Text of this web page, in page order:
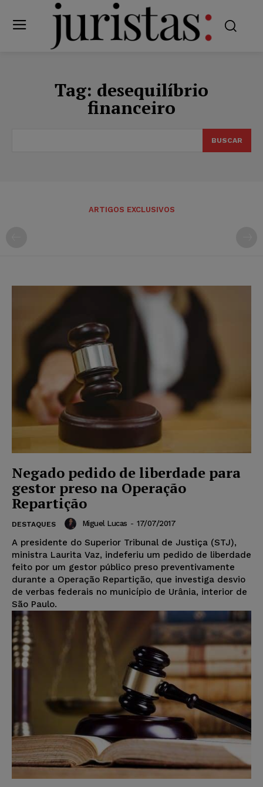
Tag: desequilíbrio
financeiro
BUSCAR
ARTIGOS EXCLUSIVOS
Negado pedido de liberdade para
gestor preso na Operação
Repartição
DESTAQUES Miguel Lucas - 17/07/2017
A presidente do Superior Tribunal de Justiça (STJ),
ministra Laurita Vaz, indeferiu um pedido de liberdade
feito por um gestor público preso preventivamente
durante a Operação Repartição, que investiga desvio
de verbas federais no município de Urânia, interior de
São Paulo.